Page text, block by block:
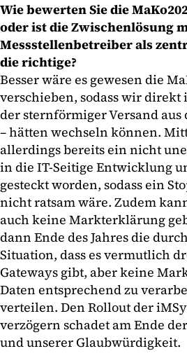
Wie bewerten Sie die
oder ist die Zwischenlösung
Messstellenbetreiber als
die richtige?
Besser wäre es gewesen die
verschieben, sodass wir
der sternförmiger Versand aus
– hätten wechseln können.
allerdings bereits ein nicht
in die IT-Seitige Entwicklung
gesteckt worden, sodass ein
nicht ratsam wäre. Zudem
auch keine Markterklärung
dann Ende des Jahres die
Situation, dass es vermutlich
Gateways gibt, aber keine
Daten entsprechend zu
verteilen. Den Rollout der
verzögern schadet am Ende
und unserer Glaubwürdigkeit.